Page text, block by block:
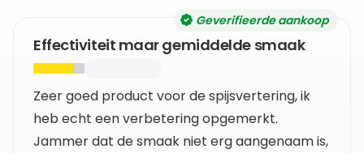
Geverifieerde aankoop
Effectiviteit maar gemiddelde smaak
Zeer goed product voor de spijsvertering, ik
heb echt een verbetering opgemerkt.
Jammer dat de smaak niet erg aangenaam is,